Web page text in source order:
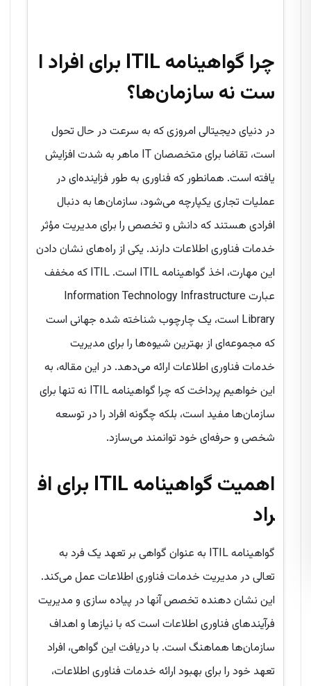
چرا گواهینامه ITIL برای افراد ا
ست نه سازمان‌ها؟
در دنیای دیجیتالی امروزی که به سرعت در حال تحول
است، تقاضا برای متخصصان IT ماهر به شدت افزایش
یافته است. همانطور که فناوری به طور فزاینده‌ای در
عملیات تجاری یکپارچه می‌شود، سازمان‌ها به دنبال
افرادی هستند که دانش و تخصص را برای مدیریت مؤثر
خدمات فناوری اطلاعات دارند. یکی از راه‌های نشان دادن
این مهارت، اخذ گواهینامه ITIL است. ITIL که مخفف
عبارت Information Technology Infrastructure
Library است، یک چارچوب شناخته شده جهانی است
که مجموعه‌ای از بهترین شیوه‌ها را برای مدیریت
خدمات فناوری اطلاعات ارائه می‌دهد. در این مقاله، به
این خواهیم پرداخت که چرا گواهینامه ITIL نه تنها برای
سازمان‌ها مفید است، بلکه چگونه افراد را در توسعه
شخصی و حرفه‌ای خود توانمند می‌سازد.
اهمیت گواهینامه ITIL برای اف
راد
گواهینامه ITIL به عنوان گواهی بر تعهد یک فرد به
تعالی در مدیریت خدمات فناوری اطلاعات عمل می‌کند.
این نشان دهنده تخصص آنها در پیاده سازی و مدیریت
فرآیندهای فناوری اطلاعات است که با نیازها و اهداف
سازمان‌ها هماهنگ است. با دریافت این گواهی، افراد
تعهد خود را برای بهبود ارائه خدمات فناوری اطلاعات،